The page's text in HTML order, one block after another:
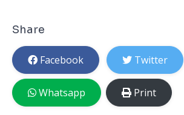
Share
Facebook Twitter
Whatsapp Print